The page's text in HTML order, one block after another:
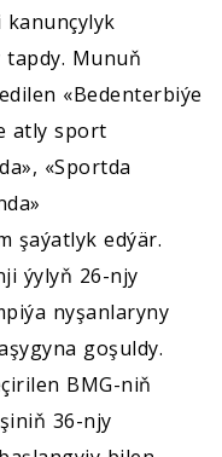
tapdy. Munuň
«Bedenterbiýe
atly sport
«Sportda
şaýatlyk edýär.
ýylyň 26-njy
nyşanlaryny
goşuldy.
BMG-niň
36-njy